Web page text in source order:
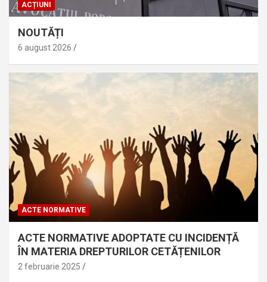
ACȚIUNI
NOUTĂȚI
6 august 2026
ACTE NORMATIVE
ACTE NORMATIVE ADOPTATE CU INCIDENȚĂ
ÎN MATERIA DREPTURILOR CETĂȚENILOR
2 februarie 2025